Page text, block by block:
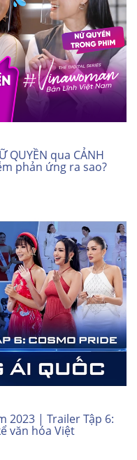
QUYỀN qua CẢNH
phản ứng ra sao?
2023 | Trailer Tập 6:
văn hóa Việt